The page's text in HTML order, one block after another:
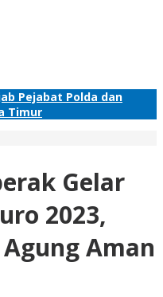
Pejabat Polda dan
Timur
Gelar
2023,
Aman